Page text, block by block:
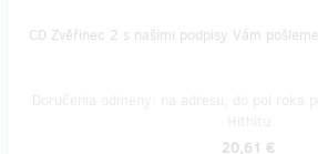
CD Zvěřinec 2 s našimi podpisy Vám
20,61 €